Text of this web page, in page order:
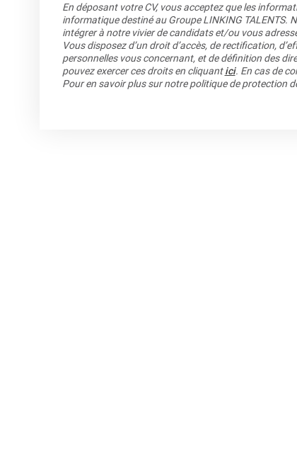
En déposant votre CV, vous acceptez que les
informatique destiné au Groupe LINKING TALENTS.
intégrer à notre vivier de candidats et/ou vous
Vous disposez d’un droit d’accès, de rectification,
personnelles vous concernant, et de définition des
pouvez exercer ces droits en cliquantici. En cas de
Pour en savoir plus sur notre politique de protection